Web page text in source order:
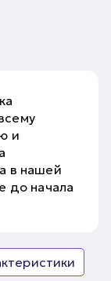
и
в нашей
до начала